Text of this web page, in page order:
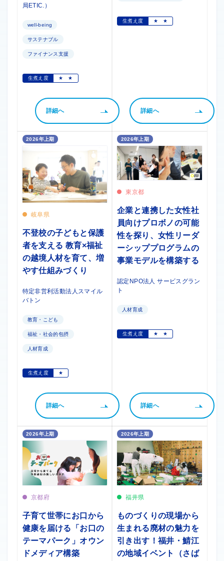
局ETIC.）
well-being
サステナブル
ファイナンス支援
生煮え度 ★ ★
詳細へ
生煮え度 ★ ★
詳細へ
2026年上期
岐阜県
不登校の子どもと保護
者を支える 教育×福祉
の越境人材を育て、増
やす仕組みづくり
特定非営利活動法人スマイル
バトン
教育・こども
福祉・社会的包摂
人材育成
生煮え度 ★
詳細へ
2026年上期
東京都
企業と連携した女性社
員向けプロボノの可能
性を探り、女性リーダ
ーシッププログラムの
事業モデルを構築する
認定NPO法人 サービスグラン
ト
人材育成
生煮え度 ★ ★
詳細へ
2026年上期
京都府
子育て世帯にお口から
健康を届ける「お口の
テーマパーク」オウン
ドメディア構築
2026年上期
福井県
ものづくりの現場から
生まれる廃材の魅力を
引き出す！福井・鯖江
の地域イベント（さば